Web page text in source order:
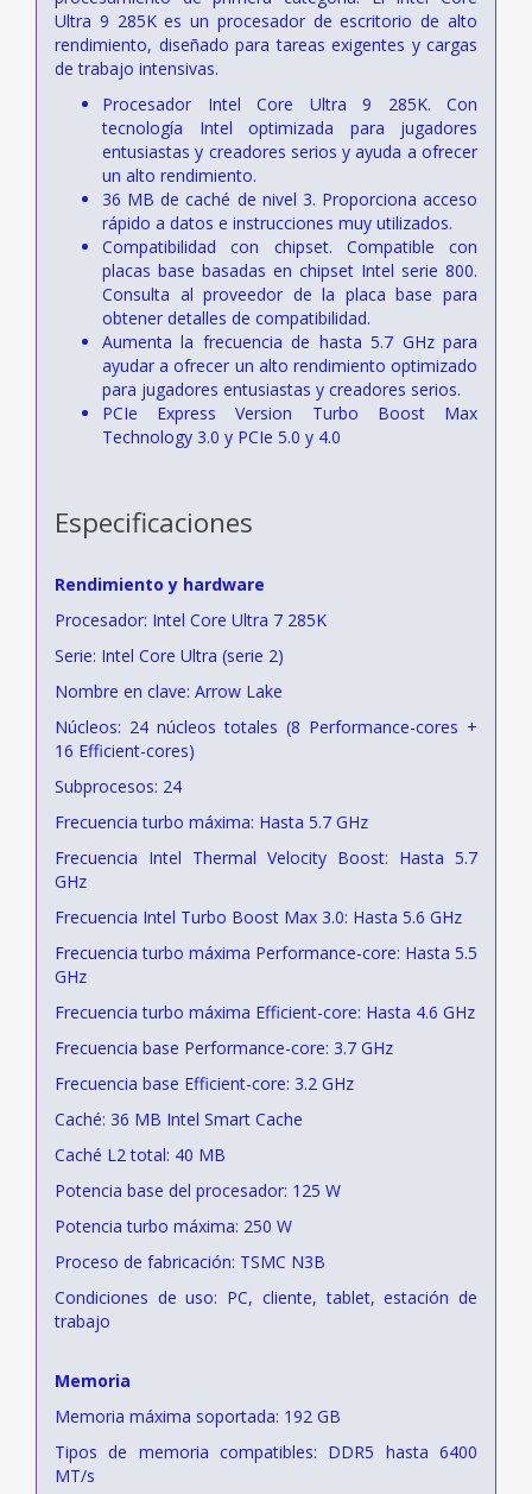
Ultra 9 285K es un procesador de escritorio de alto
rendimiento, diseñado para tareas exigentes y cargas
de trabajo intensivas.
Procesador Intel Core Ultra 9 285K. Con
tecnología Intel optimizada para jugadores
entusiastas y creadores serios y ayuda a ofrecer
un alto rendimiento.
36 MB de caché de nivel 3. Proporciona acceso
rápido a datos e instrucciones muy utilizados.
Compatibilidad con chipset. Compatible con
placas base basadas en chipset Intel serie 800.
Consulta al proveedor de la placa base para
obtener detalles de compatibilidad.
Aumenta la frecuencia de hasta 5.7 GHz para
ayudar a ofrecer un alto rendimiento optimizado
para jugadores entusiastas y creadores serios.
PCIe Express Version Turbo Boost Max
Technology 3.0 y PCIe 5.0 y 4.0
Especificaciones
Rendimiento y hardware
Procesador: Intel Core Ultra 7 285K
Serie: Intel Core Ultra (serie 2)
Nombre en clave: Arrow Lake
Núcleos: 24 núcleos totales (8 Performance-cores +
16 Efficient-cores)
Subprocesos: 24
Frecuencia turbo máxima: Hasta 5.7 GHz
Frecuencia Intel Thermal Velocity Boost: Hasta 5.7
GHz
Frecuencia Intel Turbo Boost Max 3.0: Hasta 5.6 GHz
Frecuencia turbo máxima Performance-core: Hasta 5.5
GHz
Frecuencia turbo máxima Efficient-core: Hasta 4.6 GHz
Frecuencia base Performance-core: 3.7 GHz
Frecuencia base Efficient-core: 3.2 GHz
Caché: 36 MB Intel Smart Cache
Caché L2 total: 40 MB
Potencia base del procesador: 125 W
Potencia turbo máxima: 250 W
Proceso de fabricación: TSMC N3B
Condiciones de uso: PC, cliente, tablet, estación de
trabajo
Memoria
Memoria máxima soportada: 192 GB
Tipos de memoria compatibles: DDR5 hasta 6400
MT/s